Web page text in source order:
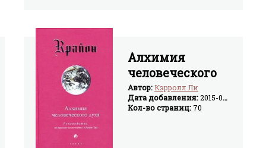
Алхимия
человеческого
духа
Автор:Кэрролл Ли
Дата добавления:2015-04-24
Кол-во страниц: 70